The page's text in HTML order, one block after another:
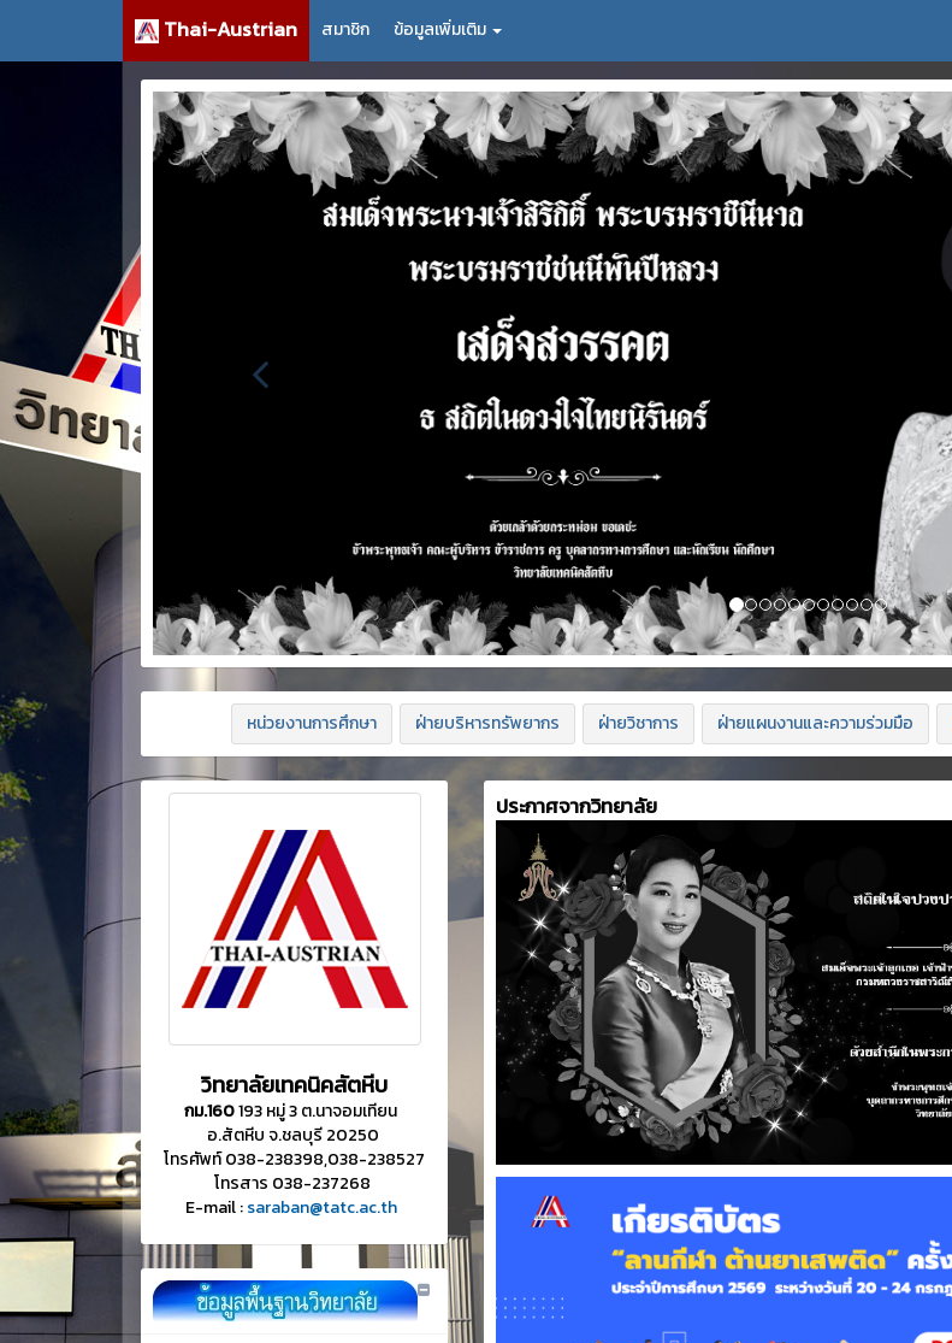
Thai-Austrian สมาชิก ข้อมูลเพิ่มเติม
หน่วยงานการศึกษา ฝ่ายบริหารทรัพยากร ฝ่ายวิชาการ ฝ่ายแผนงานและความร่วมมือ
วิทยาลัยเทคนิคสัตหีบ
กม.160193 หมู่ 3 ต.นาจอมเทียน
อ.สัตหีบ จ.ชลบุรี 20250
โทรศัพท์ 038-238398,038-238527
โทรสาร 038-237268
E-mail :saraban@tatc.ac.th
ประกาศจากวิทยาลัย